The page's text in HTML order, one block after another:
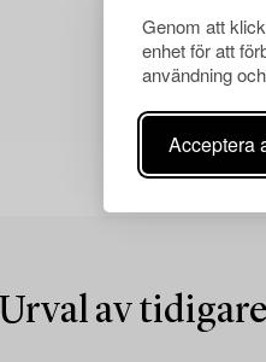
Genom att
enhet för att
användning
Acceptera
Urval av